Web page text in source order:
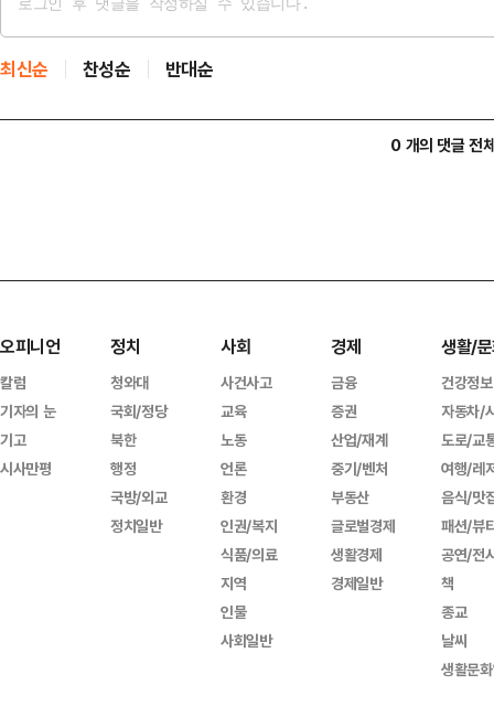
최신순 찬성순 반대순
0 개의 댓글 전
오피니언
칼럼
기자의 눈
기고
시사만평
정치
청와대
국회/정당
북한
행정
국방/외교
정치일반
사회
사건사고
교육
노동
언론
환경
인권/복지
식품/의료
지역
인물
사회일반
경제
금융
증권
산업/재계
중기/벤처
부동산
글로벌경제
생활경제
경제일반
생활/
건강정보
자동차/
도로/교
여행/레
음식/맛
패션/뷰
공연/전
책
종교
날씨
생활문